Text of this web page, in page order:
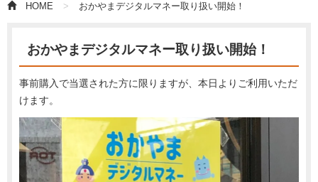
を
HOME おかやまデジタルマネー取り扱い開始！
おかやまデジタルマネー取り扱い開始！
事前購入で当選された方に限りますが、本日よりご利用いただ
けます。